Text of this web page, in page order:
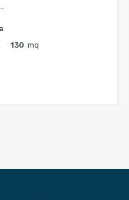
130 mq